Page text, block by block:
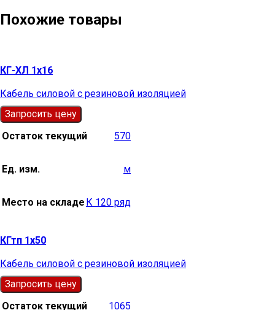
Похожие товары
КГ-ХЛ 1х16
Кабель силовой с резиновой изоляцией
Запросить цену
Остаток текущий
570
Ед. изм. м
Место на складе К 120 ряд
КГтп 1х50
Кабель силовой с резиновой изоляцией
Запросить цену
Остаток текущий
1065